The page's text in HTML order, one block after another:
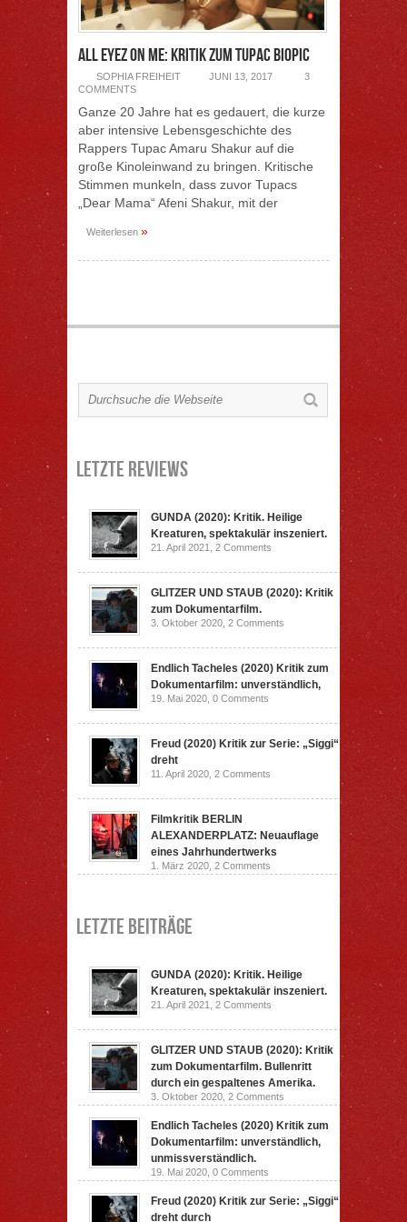
All Eyez On Me: Kritik zum Tupac Biopic
SOPHIA FREIHEIT JUNI 13, 2017
3
COMMENTS
Ganze 20 Jahre hat es gedauert, die kurze
aber intensive Lebensgeschichte des
Rappers Tupac Amaru Shakur auf die
große Kinoleinwand zu bringen. Kritische
Stimmen munkeln, dass zuvor Tupacs
„Dear Mama“ Afeni Shakur, mit der
Weiterlesen »
Letzte Reviews
GUNDA (2020): Kritik. Heilige
Kreaturen, spektakulär inszeniert.
21. April 2021, 2 Comments
GLITZER UND STAUB (2020): Kritik
zum Dokumentarfilm.
3. Oktober 2020, 2 Comments
Endlich Tacheles (2020) Kritik zum
Dokumentarfilm: unverständlich,
19. Mai 2020, 0 Comments
Freud (2020) Kritik zur Serie: „Siggi“
dreht
11. April 2020, 2 Comments
Filmkritik BERLIN
ALEXANDERPLATZ: Neuauflage
eines Jahrhundertwerks
1. März 2020, 2 Comments
Letzte Beiträge
GUNDA (2020): Kritik. Heilige
Kreaturen, spektakulär inszeniert.
21. April 2021, 2 Comments
GLITZER UND STAUB (2020): Kritik
zum Dokumentarfilm. Bullenritt
durch ein gespaltenes Amerika.
3. Oktober 2020, 2 Comments
Endlich Tacheles (2020) Kritik zum
Dokumentarfilm: unverständlich,
unmissverständlich.
19. Mai 2020, 0 Comments
Freud (2020) Kritik zur Serie: „Siggi“
dreht durch